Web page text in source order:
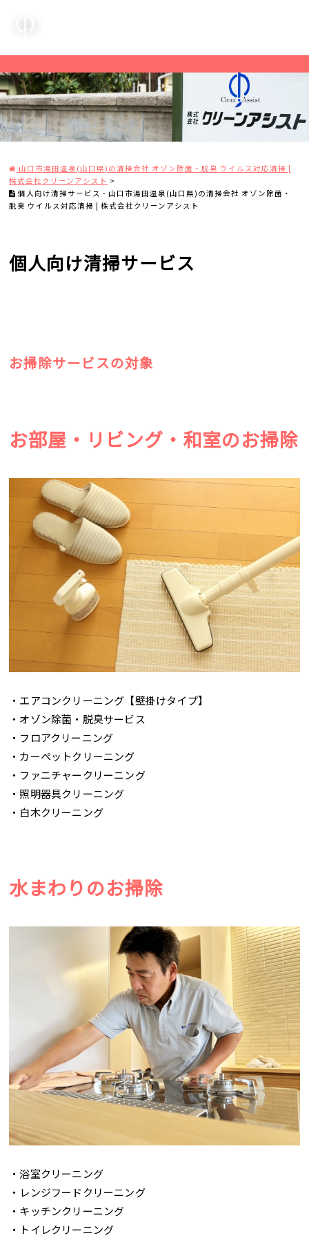
山口市湯田温泉(山口県)の清掃会社 オゾン除菌・脱臭 ウイルス対応清掃 |
株式会社クリーンアシスト >
個人向け清掃サービス - 山口市湯田温泉(山口県)の清掃会社 オゾン除菌・
脱臭 ウイルス対応清掃 | 株式会社クリーンアシスト
個人向け清掃サービス
お掃除サービスの対象
お部屋・リビング・和室のお掃除
・エアコンクリーニング【壁掛けタイプ】
・オゾン除菌・脱臭サービス
・フロアクリーニング
・カーペットクリーニング
・ファニチャークリーニング
・照明器具クリーニング
・白木クリーニング
水まわりのお掃除
・浴室クリーニング
・レンジフードクリーニング
・キッチンクリーニング
・トイレクリーニング